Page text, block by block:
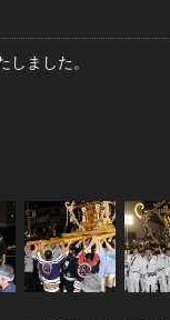
しました。